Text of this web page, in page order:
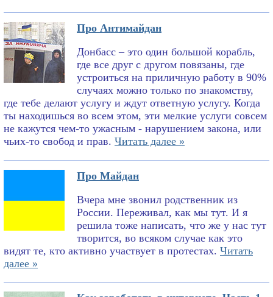
Про Антимайдан
Донбасс – это один большой корабль,
где все друг с другом повязаны, где
устроиться на приличную работу в 90%
случаях можно только по знакомству,
где тебе делают услугу и ждут ответную услугу. Когда
ты находишься во всем этом, эти мелкие услуги совсем
не кажутся чем-то ужасным - нарушением закона, или
чьих-то свобод и прав. Читать далее »
Про Майдан
Вчера мне звонил родственник из
России. Переживал, как мы тут. И я
решила тоже написать, что же у нас тут
творится, во всяком случае как это
видят те, кто активно участвует в протестах. Читать
далее »